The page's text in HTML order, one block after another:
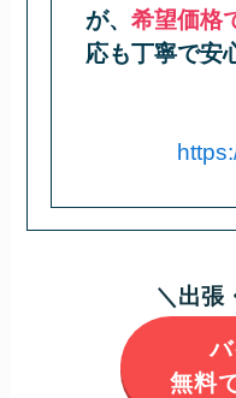
が、希望価格
応も丁寧で安
＼出張
無料